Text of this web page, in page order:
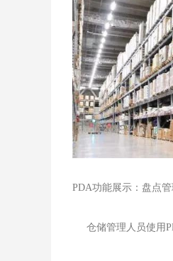
PDA功能展示：盘点管
仓储管理人员使用